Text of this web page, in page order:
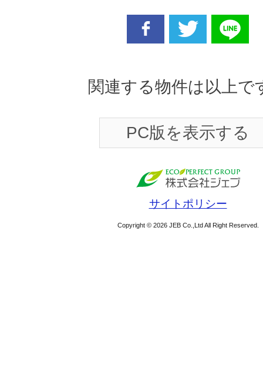
関連する物件は以上で
PC版を表示する
サイトポリシー
Copyright © 2026 JEB Co.,Ltd All Right Reserved.